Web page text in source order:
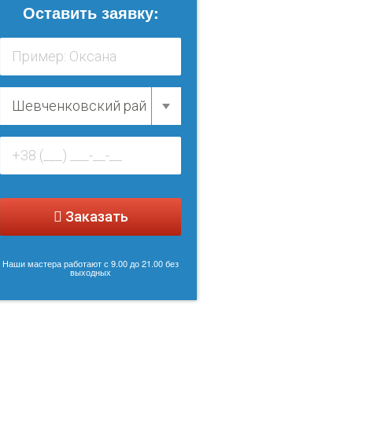
Оставить заявку:
Заказать
Наши мастера работают с 9.00 до 21.00 без
выходных